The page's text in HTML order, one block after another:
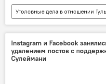
Уголовные дела в отношении
Общество
Гульнара
уголовное дело
Instagram и Facebook
удалением постов с
Сулеймани